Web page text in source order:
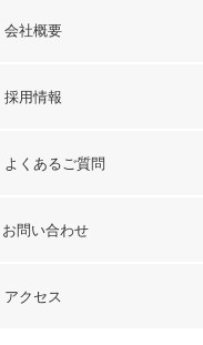
会社概要
採用情報
よくあるご質問
お問い合わせ
アクセス